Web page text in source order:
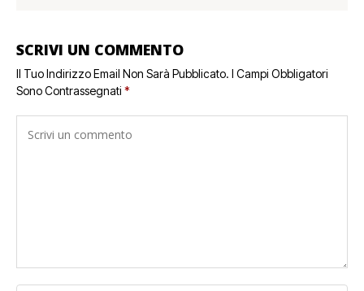
SCRIVI UN COMMENTO
Il Tuo Indirizzo Email Non Sarà Pubblicato. I Campi Obbligatori
Sono Contrassegnati *